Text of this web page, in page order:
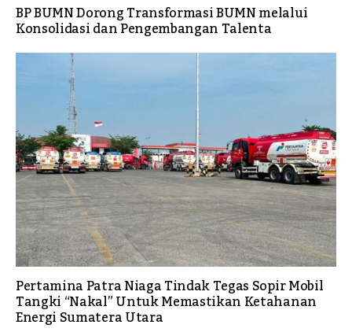
BP BUMN Dorong Transformasi BUMN melalui
Konsolidasi dan Pengembangan Talenta
Pertamina Patra Niaga Tindak Tegas Sopir Mobil
Tangki “Nakal” Untuk Memastikan Ketahanan
Energi Sumatera Utara